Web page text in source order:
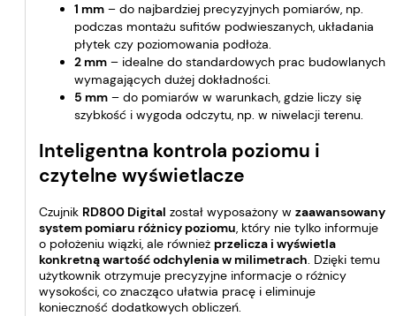
1 mm – do najbardziej precyzyjnych pomiarów, np.
podczas montażu sufitów podwieszanych, układania
płytek czy poziomowania podłoża.
2 mm – idealne do standardowych prac budowlanych
wymagających dużej dokładności.
5 mm – do pomiarów w warunkach, gdzie liczy się
szybkość i wygoda odczytu, np. w niwelacji terenu.
Inteligentna kontrola poziomu i
czytelne wyświetlacze
Czujnik RD800 Digital został wyposażony w zaawansowany
system pomiaru różnicy poziomu, który nie tylko informuje
o położeniu wiązki, ale również przelicza i wyświetla
konkretną wartość odchylenia w milimetrach. Dzięki temu
użytkownik otrzymuje precyzyjne informacje o różnicy
wysokości, co znacząco ułatwia pracę i eliminuje
konieczność dodatkowych obliczeń.